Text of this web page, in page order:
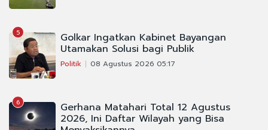
5 Golkar Ingatkan Kabinet Bayangan
Utamakan Solusi bagi Publik
Politik 08 Agustus 2026 05:17
6 Gerhana Matahari Total 12 Agustus
2026, Ini Daftar Wilayah yang Bisa